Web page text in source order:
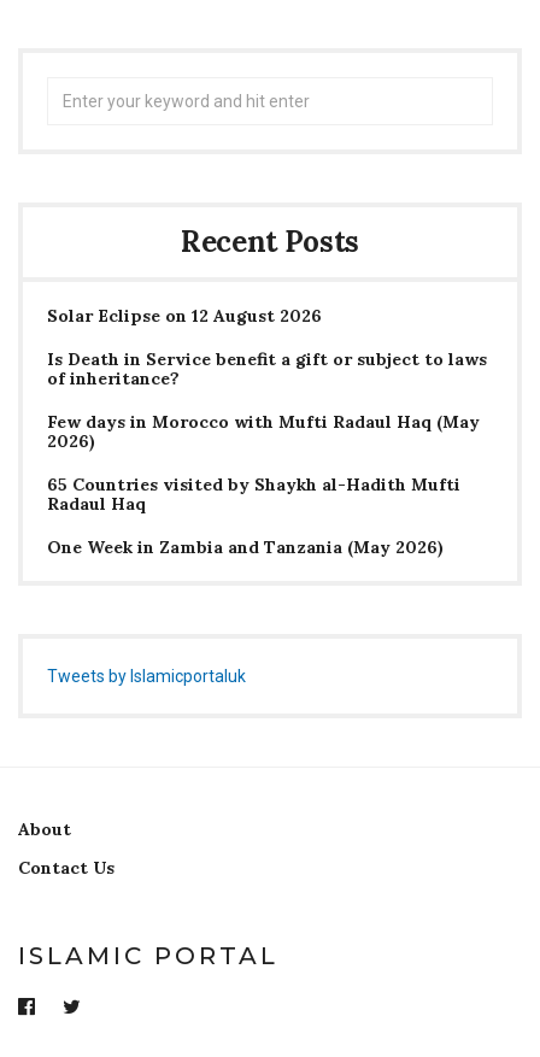
Recent Posts
Solar Eclipse on 12 August 2026
Is Death in Service benefit a gift or subject to laws
of inheritance?
Few days in Morocco with Mufti Radaul Haq (May
2026)
65 Countries visited by Shaykh al-Hadith Mufti
Radaul Haq
One Week in Zambia and Tanzania (May 2026)
Tweets by Islamicportaluk
About
Contact Us
ISLAMIC PORTAL